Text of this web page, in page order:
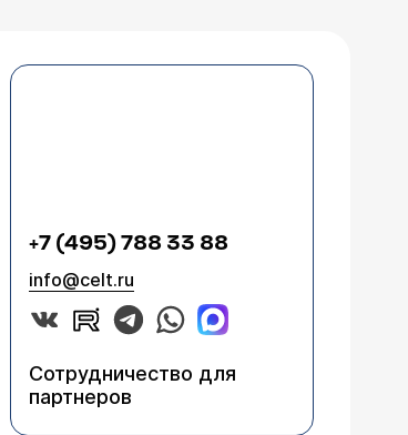
+7 (495) 788 33 88
info@celt.ru
Сотрудничество для
партнеров